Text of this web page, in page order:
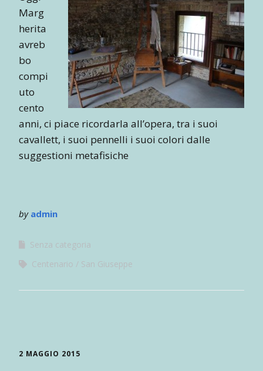
Marg
herita
avreb
bo
compi
uto
cento
anni, ci piace ricordarla all’opera, tra i suoi
cavallett, i suoi pennelli i suoi colori dalle
suggestioni metafisiche
by admin
Senza categoria
Centenario
San Giuseppe
2 MAGGIO 2015